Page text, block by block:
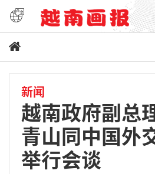
新闻
越南政府副总
青山同中国外
举行会谈